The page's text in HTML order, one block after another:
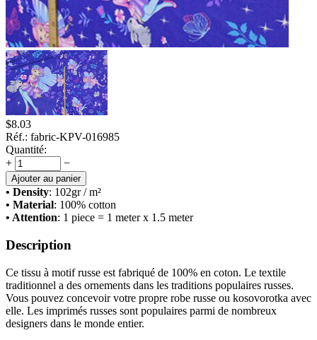
$8.03
Réf.: fabric-KPV-016985
Quantité:
+
−
Ajouter au panier
• Density: 102gr / m²
• Material: 100% cotton
• Attention: 1 piece = 1 meter x 1.5 meter
Description
Ce tissu à motif russe est fabriqué de 100% en coton. Le textile
traditionnel a des ornements dans les traditions populaires russes.
Vous pouvez concevoir votre propre robe russe ou kosovorotka avec
elle. Les imprimés russes sont populaires parmi de nombreux
designers dans le monde entier.